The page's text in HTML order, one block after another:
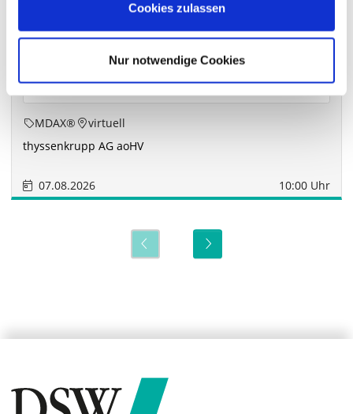
Cookies zulassen
Nur notwendige Cookies
MDAX®
virtuell
thyssenkrupp AG aoHV
07.08.2026 10:00 Uhr